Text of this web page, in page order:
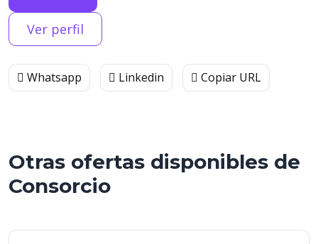
Ver perfil
Whatsapp Linkedin Copiar URL
Otras ofertas disponibles de
Consorcio